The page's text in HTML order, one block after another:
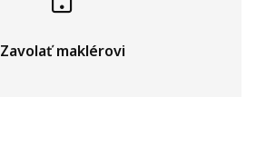
Zavolať maklérovi